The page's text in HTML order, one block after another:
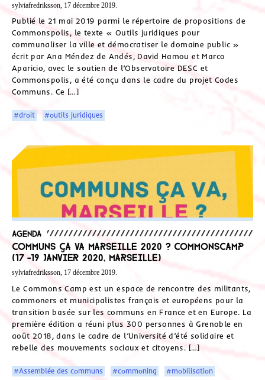
sylviafredriksson, 17 décembre 2019.
Publié le 21 mai 2019 parmi le répertoire de propositions de
Commonspolis, le texte « Outils juridiques pour
communaliser la ville et démocratiser le domaine public »
écrit par Ana Méndez de Andés, David Hamou et Marco
Aparicio, avec le soutien de l’Observatoire DESC et
Commonspolis, a été conçu dans le cadre du projet Codes
Communs. Ce […]
#droit #outils juridiques
Agenda
Communs ça va Marseille 2020 ? CommonsCamp
(17 -19 janvier 2020, Marseille)
sylviafredriksson, 17 décembre 2019.
Le Commons Camp est un espace de rencontre des militants,
commoners et municipalistes français et européens pour la
transition basée sur les communs en France et en Europe. La
première édition a réuni plus 300 personnes à Grenoble en
août 2018, dans le cadre de l’Université d’été solidaire et
rebelle des mouvements sociaux et citoyens. […]
#Assemblée des communs #commoning
#mobilisation